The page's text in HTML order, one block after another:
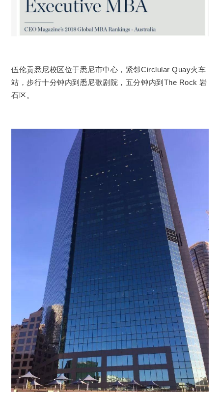
伍伦贡悉尼校区位于悉尼市中心，紧邻Circlular Quay火车
站，步行十分钟内到悉尼歌剧院，五分钟内到The Rock 岩
石区。